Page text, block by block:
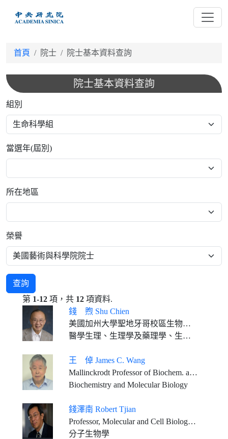
首頁 院士 院士基本資料查詢
院士基本資料查詢
組別
當選年(屆別)
所在地區
榮譽
查詢
第 1-12 項，共 12 項資料.
錢 煦 Shu Chien
美國加州大學聖地牙哥校區生物工程及醫學退休教授
醫學生理、生理學及藥理學、生物醫學工程學
王 倬 James C. Wang
Mallinckrodt Professor of Biochem. and Molecular Biology, Emeritus, Harvard University
Biochemistry and Molecular Biology
錢澤南 Robert Tjian
Professor, Molecular and Cell Biology, University of California at Berkeley Investigator, Howard Hughes Medical Institute
分子生物學